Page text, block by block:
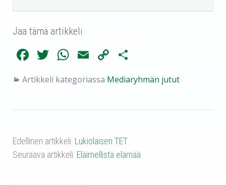
Jaa tämä artikkeli
Fa
bo
T
tte
W
ts
E
ail
C
y
e
Artikkeli kategoriassa Mediaryhmän jutut
Edellinen artikkeli: Lukiolaisen TET
Seuraava artikkeli: Eläimellistä elämää